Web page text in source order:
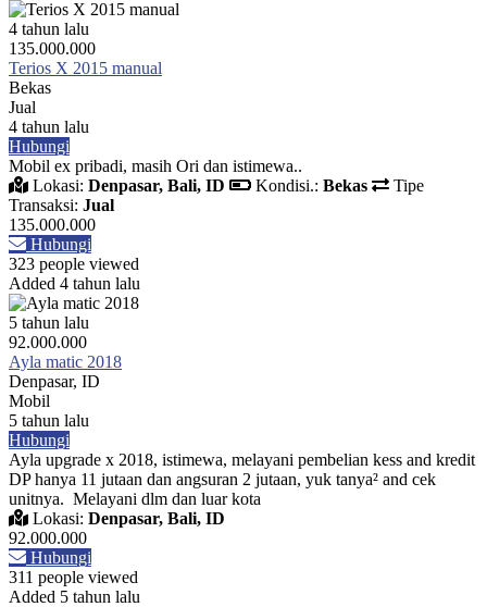
4 tahun lalu
135.000.000
Terios X 2015 manual
Bekas
Jual
4 tahun lalu
Hubungi
Mobil ex pribadi, masih Ori dan istimewa..
Lokasi: Denpasar, Bali, ID Kondisi.: Bekas
Tipe
Transaksi: Jual
135.000.000
Hubungi
323 people viewed
Added 4 tahun lalu
5 tahun lalu
92.000.000
Ayla matic 2018
Denpasar, ID
Mobil
5 tahun lalu
Hubungi
Ayla upgrade x 2018, istimewa, melayani pembelian kess and kredit
DP hanya 11 jutaan dan angsuran 2 jutaan, yuk tanya² and cek
unitnya. Melayani dlm dan luar kota
Lokasi: Denpasar, Bali, ID
92.000.000
Hubungi
311 people viewed
Added 5 tahun lalu